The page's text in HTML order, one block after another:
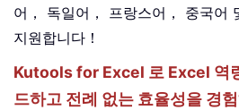
어， 독일어， 프랑스어， 중국어
지원합니다！
Kutools for Excel 로 Excel 역
드하고 전례 없는 효율성을 경험